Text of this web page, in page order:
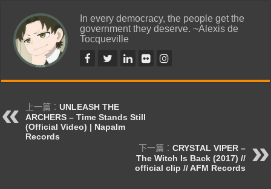
In every democracy, the people get the
government they deserve. ~Alexis de
Tocqueville
上一篇：UNLEASH THE
ARCHERS – Time Stands Still
(Official Video) | Napalm
Records
下一篇： CRYSTAL VIPER –
The Witch Is Back (2017) //
official clip // AFM Records